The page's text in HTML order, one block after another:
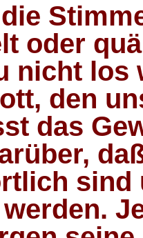
oder
nicht los
den
das
sind